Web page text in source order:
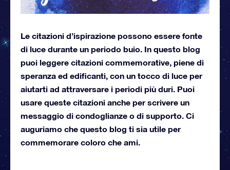
Le citazioni d’ispirazione possono essere fonte
di luce durante un periodo buio. In questo blog
puoi leggere citazioni commemorative, piene di
speranza ed edificanti, con un tocco di luce per
aiutarti ad attraversare i periodi più duri. Puoi
usare queste citazioni anche per scrivere un
messaggio di condoglianze o di supporto. Ci
auguriamo che questo blog ti sia utile per
commemorare coloro che ami.